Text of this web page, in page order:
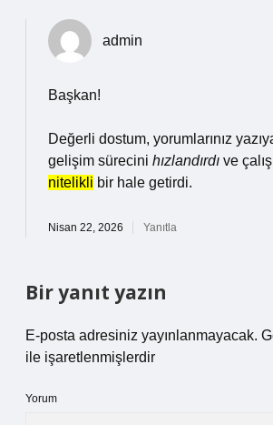
admin
Başkan!
Değerli dostum, yorumlarınız
gelişim sürecini hızlandırdı ve
nitelikli bir hale getirdi.
Nisan 22, 2026 Yanıtla
Bir yanıt yazın
E-posta adresiniz yayınlanmayacak.
ile işaretlenmişlerdir
Yorum